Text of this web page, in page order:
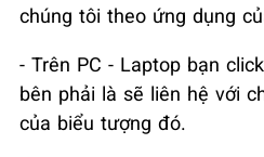
chúng tôi theo ứng dụng
- Trên PC - Laptop bạn
bên phải là sẽ liên hệ với
của biểu tượng đó.